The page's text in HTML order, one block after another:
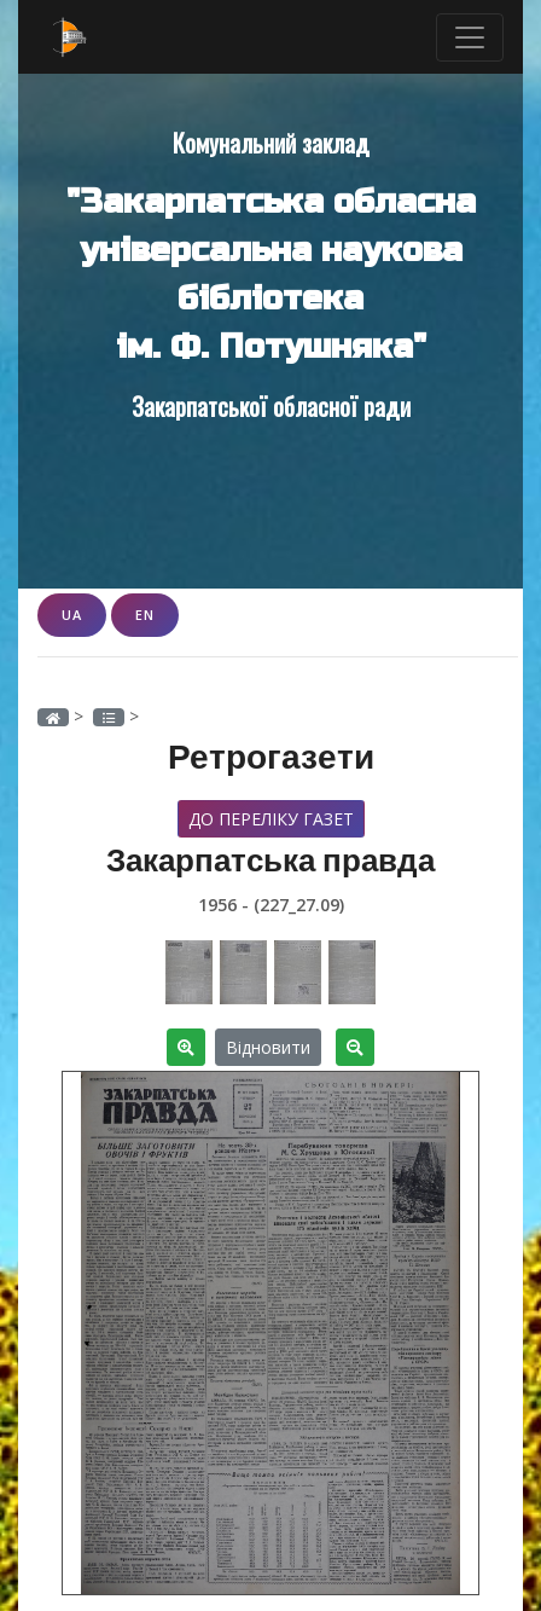
Комунальний заклад
"Закарпатська обласна
універсальна наукова
бібліотека
ім. Ф. Потушняка"
Закарпатської обласної ради
UA EN
> >
Ретрогазети
ДО ПЕРЕЛІКУ ГАЗЕТ
Закарпатська правда
1956 - (227_27.09)
Відновити